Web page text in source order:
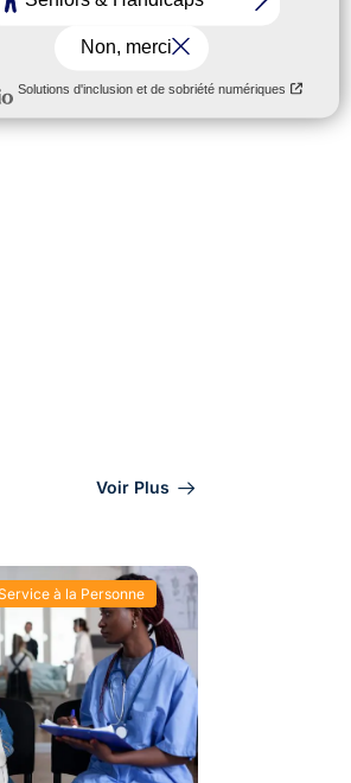
Voir Plus
à la Personne